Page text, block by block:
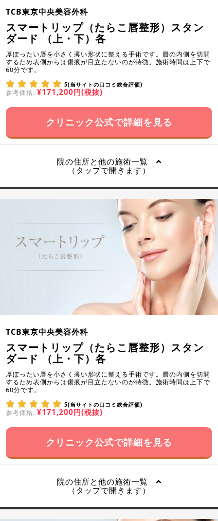
TCB東京中央美容外科
スマートリップ（たらこ唇整形）スタン
ダード （上・下）各
厚ぼったい唇を小さく薄い形状に整える手術です。唇の内側を切開
するため表側からは傷痕が目立たないのが特徴。施術時間は上下で
60分です。
5(当サイトの口コミ総合評価)
参考価格: ¥171,200円(税抜)
クリニック公式で詳細を見る
院の住所と他の施術一覧
（タップで開きます）
TCB東京中央美容外科
スマートリップ（たらこ唇整形）スタン
ダード （上・下）各
厚ぼったい唇を小さく薄い形状に整える手術です。唇の内側を切開
するため表側からは傷痕が目立たないのが特徴。施術時間は上下で
60分です。
5(当サイトの口コミ総合評価)
参考価格: ¥171,200円(税抜)
クリニック公式で詳細を見る
院の住所と他の施術一覧
（タップで開きます）